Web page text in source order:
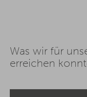
Was wir für
erreichen